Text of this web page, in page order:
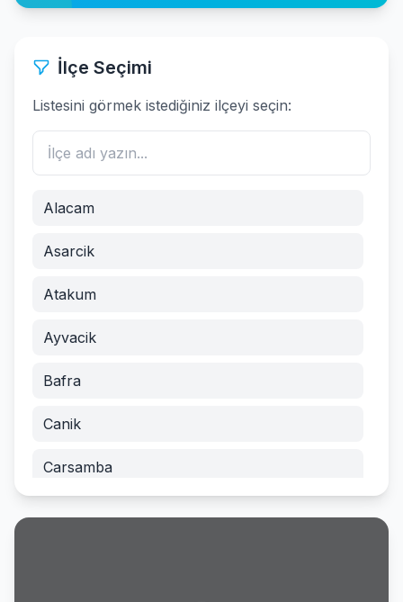
İlçe Seçimi
Listesini görmek istediğiniz ilçeyi seçin:
Alacam
Asarcik
Atakum
Ayvacik
Bafra
Canik
Carsamba